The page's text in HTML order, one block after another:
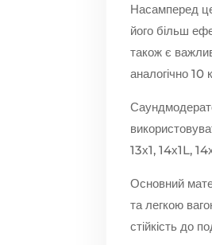
Насамперед
його більш
також є
аналогічно 10
13х1, 14х1L,
Основний
та легкою
стійкість до